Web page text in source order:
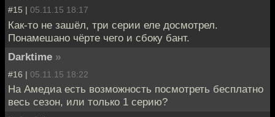
#15 | 05.11.15 18:17
Как-то не зашёл, три серии еле досмотрел.
Понамешано чёрте чего и сбоку бант.
Darktime »
#16 | 05.11.15 18:22
На Амедиа есть возможность посмотреть бесплатно
весь сезон, или только 1 серию?